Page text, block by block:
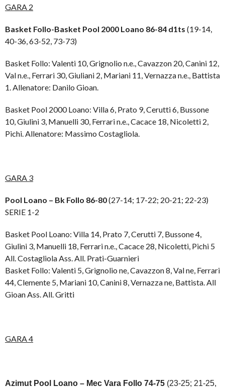
GARA 2
Basket Follo-Basket Pool 2000 Loano 86-84 d1ts (19-14,
40-36, 63-52, 73-73)
Basket Follo: Valenti 10, Grignolio n.e., Cavazzon 20, Canini 12,
Val n.e., Ferrari 30, Giuliani 2, Mariani 11, Vernazza n.e., Battista
1. Allenatore: Danilo Gioan.
Basket Pool 2000 Loano: Villa 6, Prato 9, Cerutti 6, Bussone
10, Giulini 3, Manuelli 30, Ferrari n.e., Cacace 18, Nicoletti 2,
Pichi. Allenatore: Massimo Costagliola.
GARA 3
Pool Loano – Bk Follo 86-80(27-14; 17-22; 20-21; 22-23)
SERIE 1-2
Basket Pool Loano: Villa 14, Prato 7, Cerutti 7, Bussone 4,
Giulini 3, Manuelli 18, Ferrari n.e., Cacace 28, Nicoletti, Pichi 5
All. Costagliola Ass. All. Prati-Guarnieri
Basket Follo: Valenti 5, Grignolio ne, Cavazzon 8, Val ne, Ferrari
44, Clemente 5, Mariani 10, Canini 8, Vernazza ne, Battista. All
Gioan Ass. All. Gritti
GARA 4
Azimut Pool Loano – Mec Vara Follo 74-75 (23-25; 21-25,